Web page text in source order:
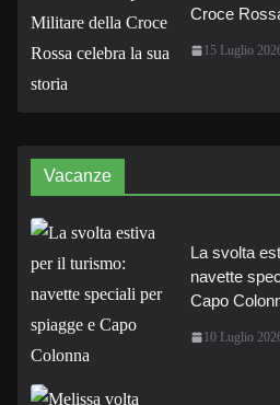
Croce
15 Luglio
Vacanze
La svolta
navette
Capo
10 Luglio